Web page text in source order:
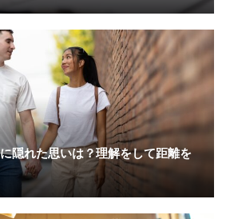
隠れた思いは？理解をして距離を